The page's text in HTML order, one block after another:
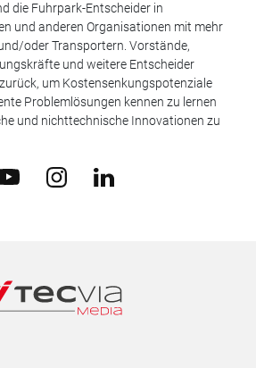
die Fuhrpark-Entscheider in
und anderen Organisationen mit mehr
oder Transportern. Vorstände,
und weitere Entscheider
um Kostensenkungspotenziale
Problemlösungen kennen zu lernen
und nichttechnische Innovationen zu